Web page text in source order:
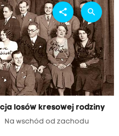
losów kresowej rodziny
Na wschód od zachodu
share search